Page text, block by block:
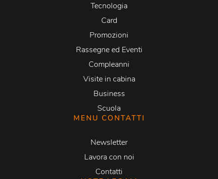
Tecnologia
Card
Promozioni
Rassegne ed Eventi
Compleanni
Visite in cabina
Business
Scuola
MENU CONTATTI
Newsletter
Lavora con noi
Contatti